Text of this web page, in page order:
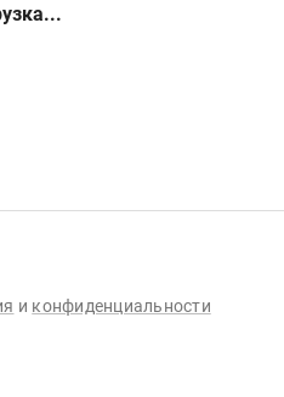
и конфиденциальности